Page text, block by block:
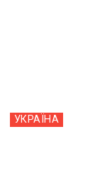
УКРАЇНА